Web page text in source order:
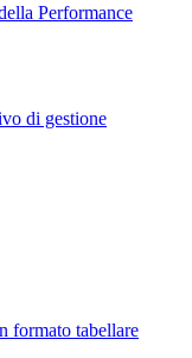
Performance
di gestione
formato tabellare